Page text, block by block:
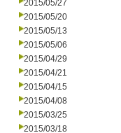
2015/05/27
2015/05/20
2015/05/13
2015/05/06
2015/04/29
2015/04/21
2015/04/15
2015/04/08
2015/03/25
2015/03/18